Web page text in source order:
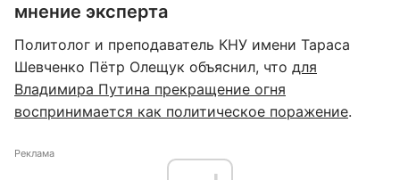
мнение эксперта
Политолог и преподаватель КНУ имени Тараса
Шевченко Пётр Олещук объяснил, что для
Владимира Путина прекращение огня
воспринимается как политическое поражение.
Реклама